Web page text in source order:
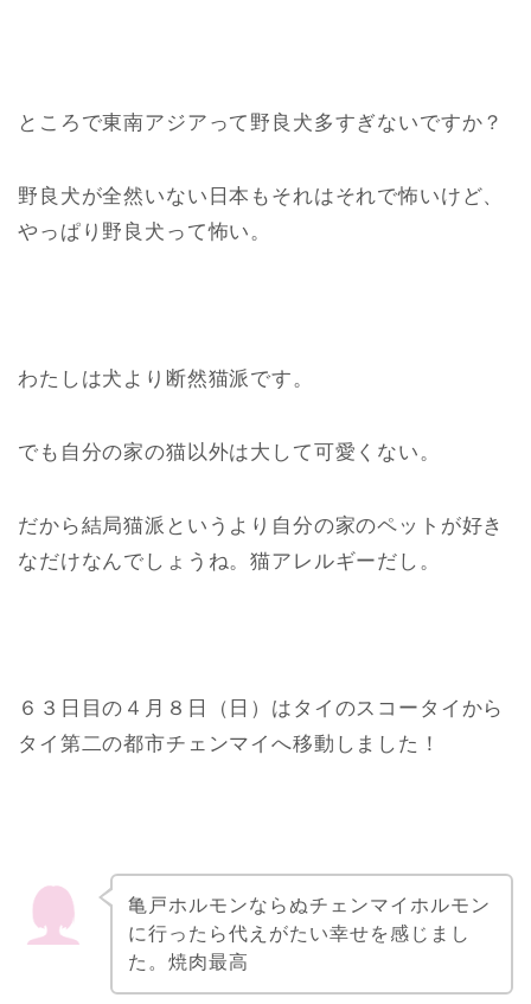
ところで東南アジアって野良犬多すぎないですか？
野良犬が全然いない日本もそれはそれで怖いけど、
やっぱり野良犬って怖い。
わたしは犬より断然猫派です。
でも自分の家の猫以外は大して可愛くない。
だから結局猫派というより自分の家のペットが好き
なだけなんでしょうね。猫アレルギーだし。
６３日目の４月８日（日）はタイのスコータイから
タイ第二の都市チェンマイへ移動しました！
亀戸ホルモンならぬチェンマイホルモン
に行ったら代えがたい幸せを感じまし
た。焼肉最高